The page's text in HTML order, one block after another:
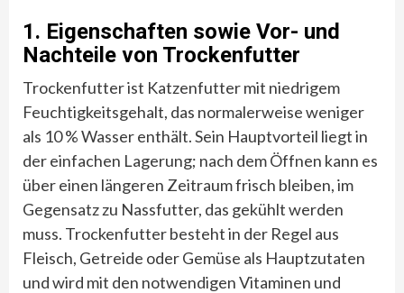
1. Eigenschaften sowie Vor- und
Nachteile von Trockenfutter
Trockenfutter ist Katzenfutter mit niedrigem
Feuchtigkeitsgehalt, das normalerweise weniger
als 10 % Wasser enthält. Sein Hauptvorteil liegt in
der einfachen Lagerung; nach dem Öffnen kann es
über einen längeren Zeitraum frisch bleiben, im
Gegensatz zu Nassfutter, das gekühlt werden
muss. Trockenfutter besteht in der Regel aus
Fleisch, Getreide oder Gemüse als Hauptzutaten
und wird mit den notwendigen Vitaminen und